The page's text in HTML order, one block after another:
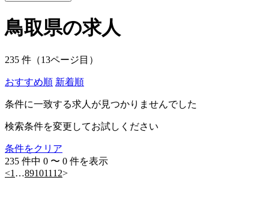
鳥取県の求人
235 件（13ページ目）
おすすめ順 新着順
条件に一致する求人が見つかりませんでした
検索条件を変更してお試しください
条件をクリア
235 件中 0 〜 0 件を表示
<1 …891011 12>